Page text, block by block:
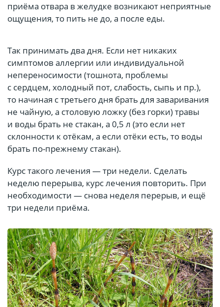
приёма отвара в желудке возникают неприятные
ощущения, то пить не до, а после еды.
Так принимать два дня. Если нет никаких
симптомов аллергии или индивидуальной
непереносимости (тошнота, проблемы
с сердцем, холодный пот, слабость, сыпь и пр.),
то начиная с третьего дня брать для заваривания
не чайную, а столовую ложку (без горки) травы
и воды брать не стакан, а 0,5 л (это если нет
склонности к отёкам, а если отёки есть, то воды
брать по-прежнему стакан).
Курс такого лечения — три недели. Сделать
неделю перерыва, курс лечения повторить. При
необходимости — снова неделя перерыв, и ещё
три недели приёма.